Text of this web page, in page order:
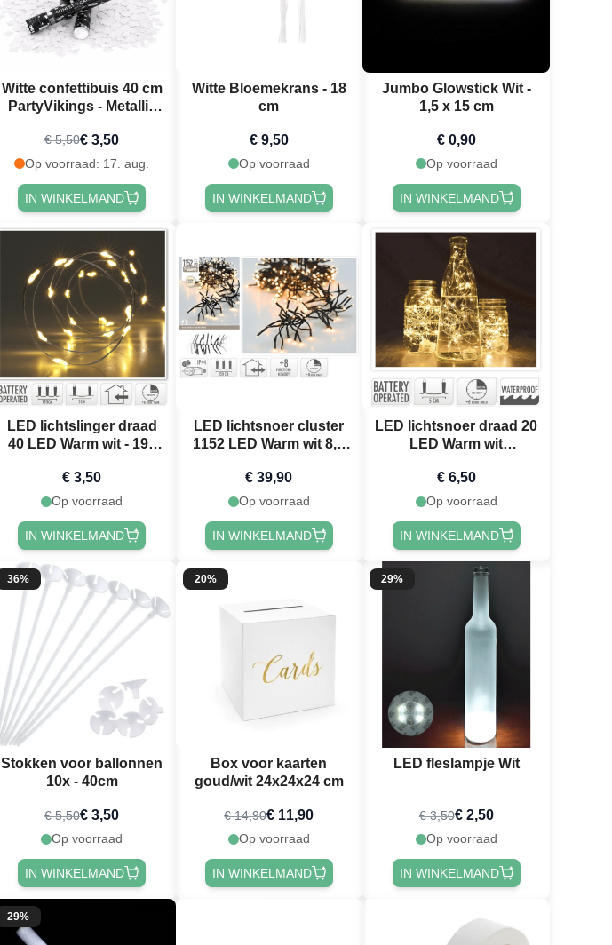
Witte confettibuis 40 cm
PartyVikings - Metallic
€ 5,50€ 3,50
Op voorraad: 17. aug.
IN WINKELMAND
Witte Bloemekrans - 18
cm
€ 9,50
Op voorraad
IN WINKELMAND
Jumbo Glowstick Wit -
1,5 x 15 cm
€ 0,90
Op voorraad
IN WINKELMAND
LED lichtslinger draad
40 LED Warm wit - 195
€ 3,50
Op voorraad
IN WINKELMAND
LED lichtsnoer cluster
1152 LED Warm wit 8,5
€ 39,90
Op voorraad
IN WINKELMAND
LED lichtsnoer draad 20
LED Warm wit
€ 6,50
Op voorraad
IN WINKELMAND
36%
Stokken voor ballonnen
10x - 40cm
€ 5,50€ 3,50
Op voorraad
IN WINKELMAND
20%
Box voor kaarten
goud/wit 24x24x24 cm
€ 14,90€ 11,90
Op voorraad
IN WINKELMAND
29%
LED fleslampje Wit
€ 3,50€ 2,50
Op voorraad
IN WINKELMAND
29%